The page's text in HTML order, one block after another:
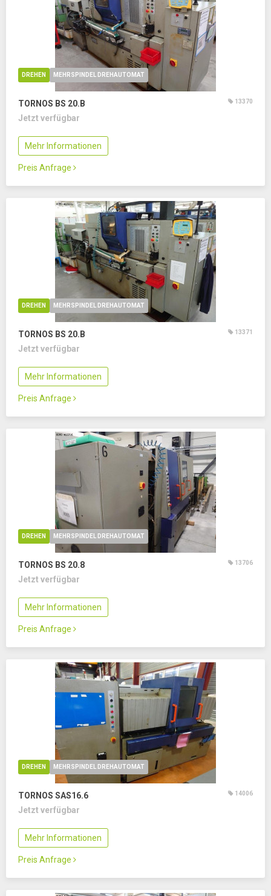
DREHEN MEHRSPINDEL DREHAUTOMAT
TORNOS BS 20.B 13370
Jetzt verfügbar
Mehr Informationen
Preis Anfrage
DREHEN MEHRSPINDEL DREHAUTOMAT
TORNOS BS 20.B 13371
Jetzt verfügbar
Mehr Informationen
Preis Anfrage
DREHEN MEHRSPINDEL DREHAUTOMAT
TORNOS BS 20.8 13706
Jetzt verfügbar
Mehr Informationen
Preis Anfrage
DREHEN MEHRSPINDEL DREHAUTOMAT
TORNOS SAS16.6 14006
Jetzt verfügbar
Mehr Informationen
Preis Anfrage